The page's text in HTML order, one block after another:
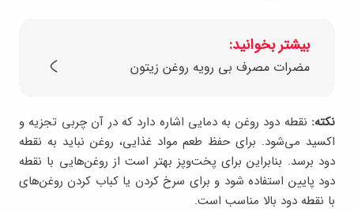
بیشتر بخوانید:
مضرات مصرف بی رویه روغن زیتون
نکته: نقطه دود روغن به دمایی اشاره دارد که در آن چربی تجزیه و
اکسید می‌شود. برای حفظ طعم مواد غذایی، روغن نباید به نقطه
دود برسد. بنابراین برای پخت‌و‌پز بهتر است از روغن‌هایی با نقطه
دود پایین استفاده شود و برای سرخ کردن یا کباب کردن روغن‌های
با نقطه دود بالا مناسب است.